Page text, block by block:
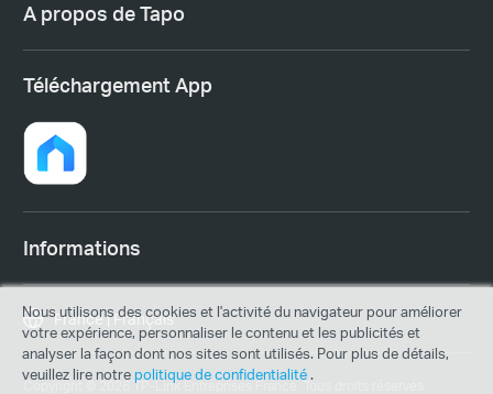
A propos de Tapo
Téléchargement App
Informations
Copyright © 2026 TP-Link Entreprises France. Tous droits réservés.
France | Français
Nous utilisons des cookies et l'activité du navigateur pour améliorer
votre expérience, personnaliser le contenu et les publicités et
analyser la façon dont nos sites sont utilisés. Pour plus de détails,
veuillez lire notrepolitique de confidentialité.